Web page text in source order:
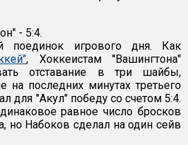
- 5:4.
поединок игрового дня. Как
, Хоккеистам "Вашингтона"
отставание в три шайбы,
на последних минутах третьего
для "Акул" победу со счетом 5:4.
равное число бросков
но Набоков сделал на один сейв